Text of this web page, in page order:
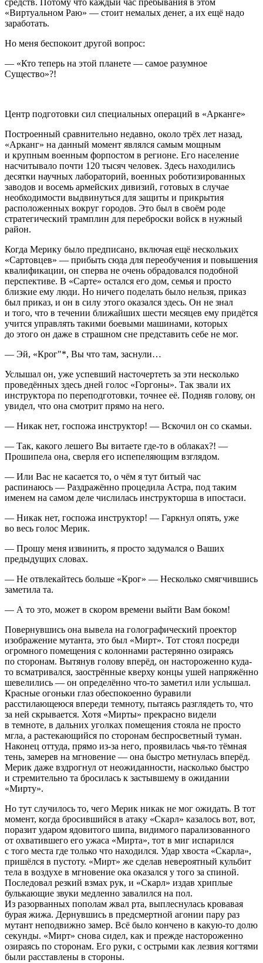
средств. Потому что каждый час пребывания в этом
«Виртуальном Раю» — стоит немалых денег, а их ещё надо
заработать.
Но меня беспокоит другой вопрос:
— «Кто теперь на этой планете — самое разумное
Существо»?!
Центр подготовки сил специальных операций в «Арканге»
Построенный сравнительно недавно, около трёх лет назад,
«Арканг» на данный момент являлся самым мощным
и крупным военным форпостом в регионе. Его население
насчитывало почти 120 тысяч человек. Здесь находились
десятки научных лабораторий, военных роботизированных
заводов и восемь армейских дивизий, готовых в случае
необходимости выдвинуться для защиты и прикрытия
расположенных вокруг городов. Это был в своём роде
стратегический трамплин для переброски войск в нужный
район.
Когда Мерику было предписано, включая ещё нескольких
«Сартовцев» — прибыть сюда для переобучения и повышения
квалификации, он сперва не очень обрадовался подобной
перспективе. В «Сарте» остался его дом, семья и просто
близкие ему люди. Но ничего поделать было нельзя, приказ
был приказ, и он в силу этого оказался здесь. Он не знал
и того, что в течении ближайших шести месяцев ему придётся
учится управлять такими боевыми машинами, которых
до этого он даже в страшном сне представить себе не мог.
— Эй, «Крог"*, Вы что там, заснули…
Услышал он, уже успевший насточертеть за эти несколько
проведённых здесь дней голос «Горгоны». Так звали их
инструктора по переподготовки, точнее её. Подняв голову, он
увидел, что она смотрит прямо на него.
— Никак нет, госпожа инструктор! — Вскочил он со скамьи.
— Так, какого лешего Вы витаете где-то в облаках?! —
Прошипела она, сверля его испепеляющим взглядом.
— Или Вас не касается то, о чём я тут битый час
распинаюсь — Раздражённо процедила Астра, под таким
именем на самом деле числилась инструкторша в ипостаси.
— Никак нет, госпожа инструктор! — Гаркнул опять, уже
во весь голос Мерик.
— Прошу меня извинить, я просто задумался о Ваших
предыдущих словах.
— Не отвлекайтесь больше «Крог» — Несколько смягчившись
заметила та.
— А то это, может в скором времени выйти Вам боком!
Повернувшись она вывела на голографический проектор
изображение мутанта, это был «Мирт». Тот стоял посреди
огромного помещения с колоннами растерянно озираясь
по сторонам. Вытянув голову вперёд, он настороженно куда-
то всматривался, заострённые кверху концы ушей напряжённо
шевелились — он определённо что-то заметил или услышал.
Красные огоньки глаз обеспокоенно буравили
расстилающеюся впереди темноту, пытаясь разглядеть то, что
за ней скрывается. Хотя «Мирты» прекрасно видели
в темноте, в дальних уголках помещения стояла не просто
мгла, а растекающийся по сторонам беспросветный туман.
Наконец оттуда, прямо из-за него, проявилась чья-то тёмная
тень, замерев на мгновение — она быстро метнулась вперёд.
Мерик даже вздрогнул от неожиданности, насколько быстро
и стремительно та бросилась к застывшему в ожидании
«Мирту».
Но тут случилось то, чего Мерик никак не мог ожидать. В тот
момент, когда бросившийся в атаку «Скарл» казалось вот, вот,
поразит ударом ядовитого шипа, видимого парализованного
от охватившего его ужаса «Мирта», тот в миг испарился
с того места где только что находился. Удар хвоста «Скарла»,
пришёлся в пустоту. «Мирт» же сделав невероятный кульбит
тела в воздухе в мгновение ока оказался у того за спиной.
Последовал резкий взмах рук, и «Скарл» издав хриплые
булькающие звуки медленно завалился на пол.
Из разорванных пополам жвал рта, выплеснулась кровавая
бурая жижа. Дернувшись в предсмертной агонии пару раз
мутант неподвижно замер. Всё было кончено в какую-то долю
секунды. «Мирт» снова сидел, как и прежде настороженно
озираясь по сторонам. Его руки, с острыми как лезвия когтями
были расставлены в стороны.